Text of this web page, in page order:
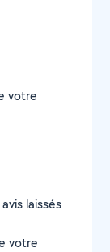
votre
laissés
votre